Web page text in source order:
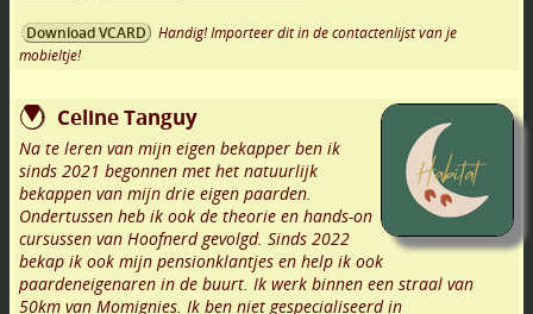
Download VCARD
Handig! Importeer dit in de contactenlijst van je
mobieltje!
Celine Tanguy
Na te leren van mijn eigen bekapper ben ik
sinds 2021 begonnen met het natuurlijk
bekappen van mijn drie eigen paarden.
Ondertussen heb ik ook de theorie en hands-on
cursussen van Hoofnerd gevolgd. Sinds 2022
bekap ik ook mijn pensionklantjes en help ik ook
paardeneigenaren in de buurt. Ik werk binnen een straal van
50km van Momignies. Ik ben niet gespecialiseerd in